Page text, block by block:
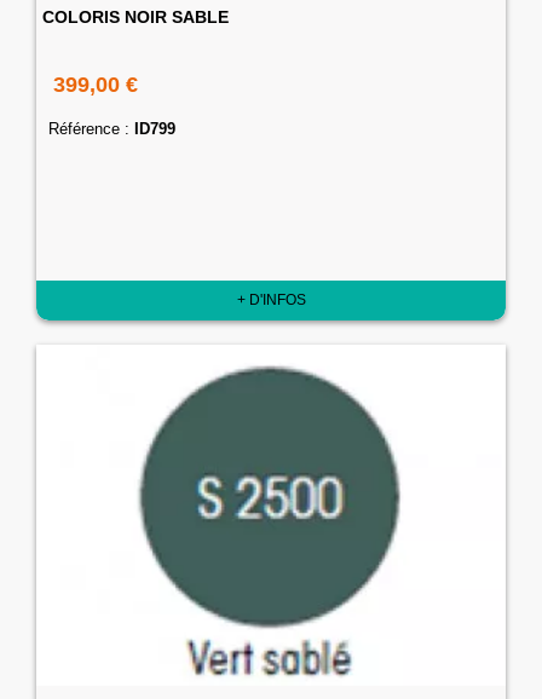
COLORIS NOIR SABLE
399,00 €
Référence : ID799
+ D'INFOS